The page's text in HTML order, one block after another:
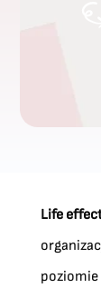
Life